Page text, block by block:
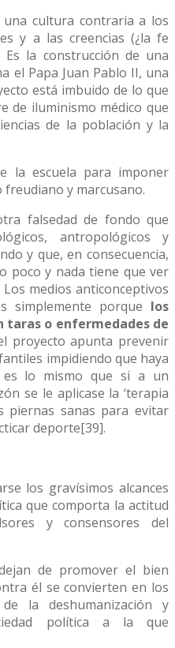
cultura contraria a los
y a las creencias (¿la fe
Es la construcción de una
el Papa Juan Pablo II, una
está imbuido de lo que
de iluminismo médico que
de la población y la
la escuela para imponer
y marcusano.
falsedad de fondo que
antropológicos y
y que, en consecuencia,
poco y nada tiene que ver
Los medios anticonceptivos
simplemente porque los
taras o enfermedades de
proyecto apunta prevenir
impidiendo que haya
es lo mismo que si a un
se le aplicase la ‘terapia
piernas sanas para evitar
deporte[39].
los gravísimos alcances
que comporta la actitud
y consensores del
de promover el bien
él se convierten en los
la deshumanización y
política a la que